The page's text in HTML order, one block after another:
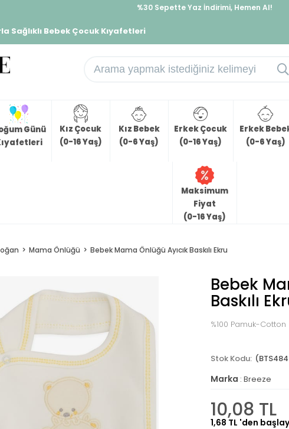
%30 Sepette Yaz İndirimi, Hemen Al!
Sağlıklı Bebek Çocuk Kıyafetleri
Günü
Kız Çocuk
(0-16 Yaş)
Kız Bebek
(0-6 Yaş)
Erkek Çocuk
(0-16 Yaş)
Erkek
(0-6 Yaş)
Maksimum
Fiyat
(0-16 Yaş)
Mama Önlüğü Bebek Mama Önlüğü Ayıcık Baskılı Ekru
Bebek
Baskılı
%100 Pamuk-Cotton
Marka : Breeze
10,08 TL
1,68 TL 'den